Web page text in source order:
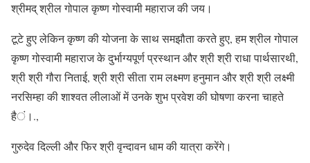
श्रीमद् श्रील गोपाल कृष्ण गोस्वामी महाराज की जय।
टूटे हुए लेकिन कृष्ण की योजना के साथ समझौता करते हुए, हम श्रील गोपाल
कृष्ण गोस्वामी महाराज के दुर्भाग्यपूर्ण प्रस्थान और श्री श्री राधा पार्थसारथी,
श्री श्री गौरा निताई, श्री श्री सीता राम लक्ष्मण हनुमान और श्री श्री लक्ष्मी
नरसिम्हा की शाश्वत लीलाओं में उनके शुभ प्रवेश की घोषणा करना चाहते
हैं।.,
गुरुदेव दिल्ली और फिर श्री वृन्दावन धाम की यात्रा करेंगे।